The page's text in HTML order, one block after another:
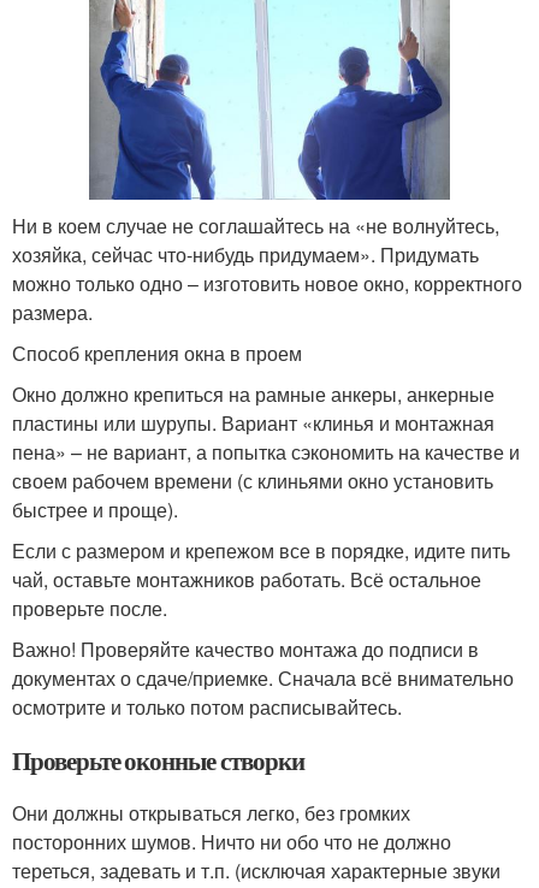
Ни в коем случае не соглашайтесь на «не волнуйтесь,
хозяйка, сейчас что-нибудь придумаем». Придумать
можно только одно – изготовить новое окно, корректного
размера.
Способ крепления окна в проем
Окно должно крепиться на рамные анкеры, анкерные
пластины или шурупы. Вариант «клинья и монтажная
пена» – не вариант, а попытка сэкономить на качестве и
своем рабочем времени (с клиньями окно установить
быстрее и проще).
Если с размером и крепежом все в порядке, идите пить
чай, оставьте монтажников работать. Всё остальное
проверьте после.
Важно! Проверяйте качество монтажа до подписи в
документах о сдаче/приемке. Сначала всё внимательно
осмотрите и только потом расписывайтесь.
Проверьте оконные створки
Они должны открываться легко, без громких
посторонних шумов. Ничто ни обо что не должно
тереться, задевать и т.п. (исключая характерные звуки